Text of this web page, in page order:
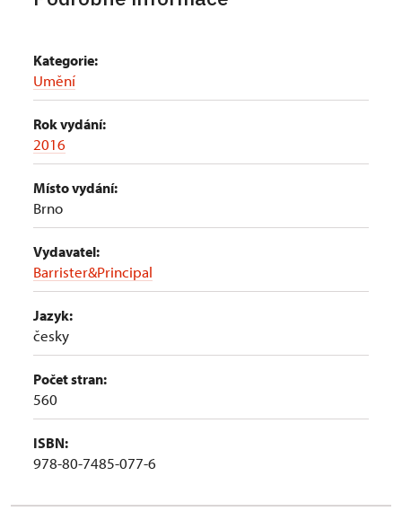
Kategorie:
Umění
Rok vydání:
2016
Místo vydání:
Brno
Vydavatel:
Barrister&Principal
Jazyk:
česky
Počet stran:
560
ISBN:
978-80-7485-077-6